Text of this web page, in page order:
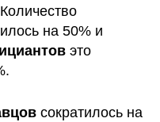
на 50% и
это
сократилось на